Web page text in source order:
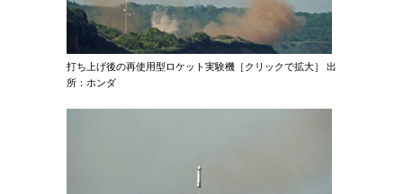
打ち上げ後の再使用型ロケット実験機［クリックで拡大］ 出
所：ホンダ